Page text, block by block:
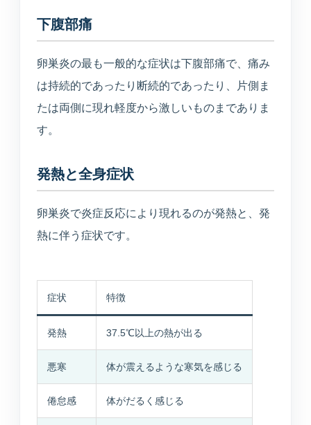
他
訪問診療・訪問看護
施設入居者中心・24時間365日を意識した連携
介護・施設
介護サービス・施設案内
介護施設一覧
各施設の特徴と空室状況
入居相談室
下腹部痛
卵巣炎の最も一般的な症状は下腹部痛で、痛み
は持続的であったり断続的であったり、片側ま
たは両側に現れ軽度から激しいものまでありま
す。
発熱と全身症状
卵巣炎で炎症反応により現れるのが発熱と、発
熱に伴う症状です。
症状 特徴
発熱 37.5℃以上の熱が出る
悪寒 体が震えるような寒気を感じる
倦怠感 体がだるく感じる